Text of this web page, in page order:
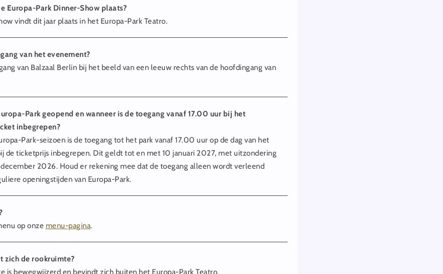
Europa-Park Dinner-Show plaats?
vindt dit jaar plaats in het Europa-Park Teatro.
van het evenement?
van Balzaal Berlin bij het beeld van een leeuw rechts van de hoofdingang van
Park geopend en wanneer is de toegang vanaf 17.00 uur bij het
inbegrepen?
Park-seizoen is de toegang tot het park vanaf 17.00 uur op de dag van het
de ticketprijs inbegrepen. Dit geldt tot en met 10 januari 2027, met uitzondering
2026. Houd er rekening mee dat de toegang alleen wordt verleend
openingstijden van Europa-Park.
op onze menu-pagina.
zich de rookruimte?
is bewegwijzerd en bevindt zich buiten het Europa-Park Teatro.